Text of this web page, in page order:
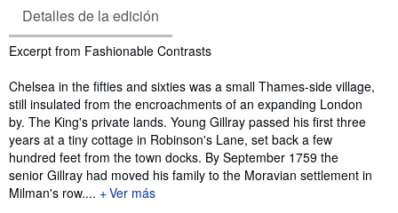
Detalles de la edición
Sinopsis
Excerpt from Fashionable Contrasts
Chelsea in the fifties and sixties was a small Thames-side village,
still insulated from the encroachments of an expanding London
by. The King's private lands. Young Gillray passed his first three
years at a tiny cottage in Robinson's Lane, set back a few
hundred feet from the town docks. By September 1759 the
senior Gillray had moved his family to the Moravian settlement in
Milman's row....
Ver más